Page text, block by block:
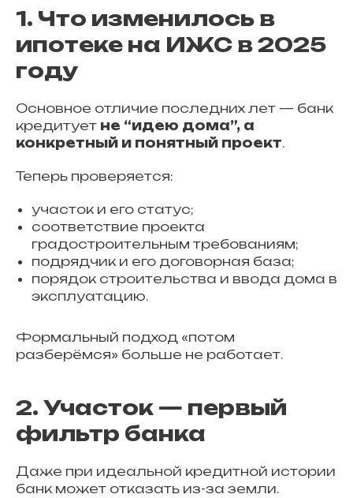
1. Что изменилось в
ипотеке на ИЖС в 2025
году
Основное отличие последних лет — банк
кредитует не “идею дома”, а
конкретный и понятный проект.
Теперь проверяется:
участок и его статус;
соответствие проекта
градостроительным требованиям;
подрядчик и его договорная база;
порядок строительства и ввода дома в
эксплуатацию.
Формальный подход «потом
разберёмся» больше не работает.
2. Участок — первый
фильтр банка
Даже при идеальной кредитной истории
банк может отказать из-за земли.